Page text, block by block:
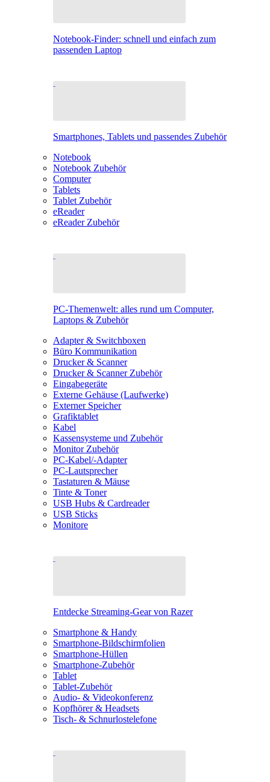
Notebook-Finder: schnell und einfach zum
passenden Laptop
Smartphones, Tablets und passendes Zubehör
Notebook
Notebook Zubehör
Computer
Tablets
Tablet Zubehör
eReader
eReader Zubehör
PC-Themenwelt: alles rund um Computer,
Laptops & Zubehör
Adapter & Switchboxen
Büro Kommunikation
Drucker & Scanner
Drucker & Scanner Zubehör
Eingabegeräte
Externe Gehäuse (Laufwerke)
Externer Speicher
Grafiktablet
Kabel
Kassensysteme und Zubehör
Monitor Zubehör
PC-Kabel/-Adapter
PC-Lautsprecher
Tastaturen & Mäuse
Tinte & Toner
USB Hubs & Cardreader
USB Sticks
Monitore
Entdecke Streaming-Gear von Razer
Smartphone & Handy
Smartphone-Bildschirmfolien
Smartphone-Hüllen
Smartphone-Zubehör
Tablet
Tablet-Zubehör
Audio- & Videokonferenz
Kopfhörer & Headsets
Tisch- & Schnurlostelefone